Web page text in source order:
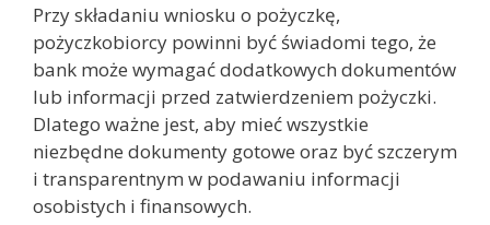
Przy składaniu wniosku o pożyczkę,
pożyczkobiorcy powinni być świadomi tego, że
bank może wymagać dodatkowych dokumentów
lub informacji przed zatwierdzeniem pożyczki.
Dlatego ważne jest, aby mieć wszystkie
niezbędne dokumenty gotowe oraz być szczerym
i transparentnym w podawaniu informacji
osobistych i finansowych.